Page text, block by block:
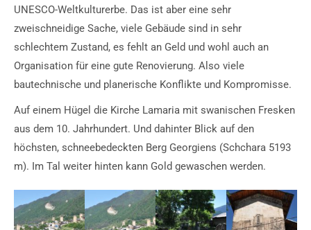
UNESCO-Weltkulturerbe. Das ist aber eine sehr
zweischneidige Sache, viele Gebäude sind in sehr
schlechtem Zustand, es fehlt an Geld und wohl auch an
Organisation für eine gute Renovierung. Also viele
bautechnische und planerische Konflikte und Kompromisse.
Auf einem Hügel die Kirche Lamaria mit swanischen Fresken
aus dem 10. Jahrhundert. Und dahinter Blick auf den
höchsten, schneebedeckten Berg Georgiens (Schchara 5193
m). Im Tal weiter hinten kann Gold gewaschen werden.